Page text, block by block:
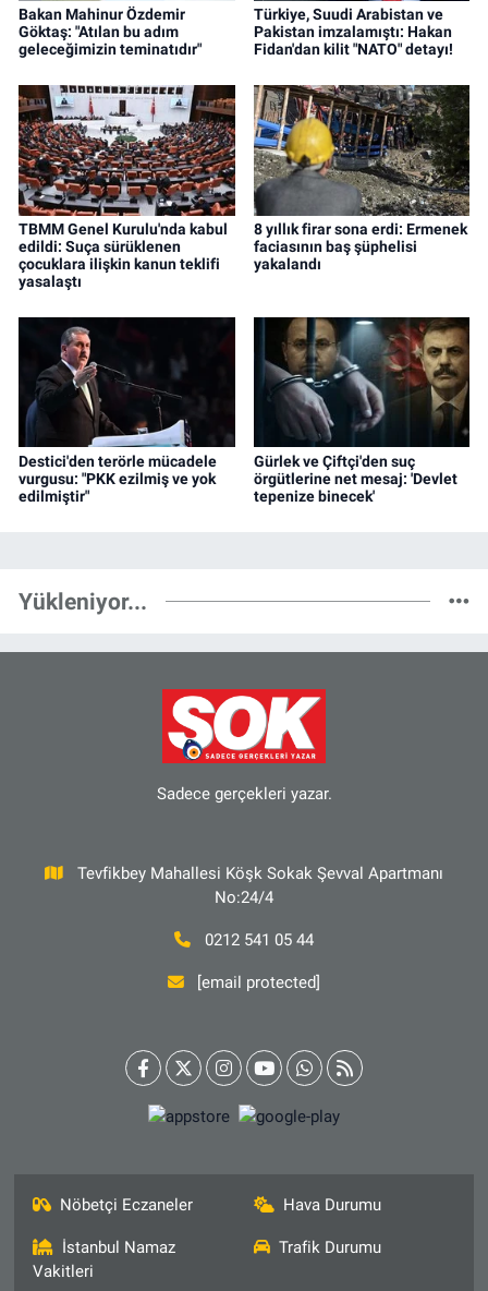
Bakan Mahinur Özdemir
Göktaş: "Atılan bu adım
geleceğimizin teminatıdır"
Türkiye, Suudi Arabistan ve
Pakistan imzalamıştı: Hakan
Fidan'dan kilit "NATO" detayı!
TBMM Genel Kurulu'nda kabul
edildi: Suça sürüklenen
çocuklara ilişkin kanun teklifi
yasalaştı
8 yıllık firar sona erdi: Ermenek
faciasının baş şüphelisi
yakalandı
Destici'den terörle mücadele
vurgusu: "PKK ezilmiş ve yok
edilmiştir"
Gürlek ve Çiftçi'den suç
örgütlerine net mesaj: 'Devlet
tepenize binecek'
Yükleniyor...
Sadece gerçekleri yazar.
Tevfikbey Mahallesi Köşk Sokak Şevval Apartmanı
No:24/4
0212 541 05 44
[email protected]
Nöbetçi Eczaneler Hava Durumu
İstanbul Namaz
Vakitleri
Trafik Durumu